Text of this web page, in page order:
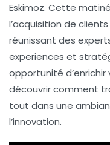
Eskimoz. Cette
l’acquisition de
réunissant des
experiences et
opportunité
découvrir comment
tout dans une
l’innovation.